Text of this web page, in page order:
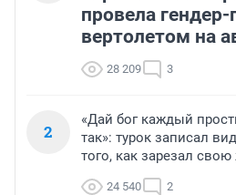
провела гендер-
вертолетом на
28 209 3
2
«Дай бог каждый
так»: турок записал
того, как зарезал
24 540 2